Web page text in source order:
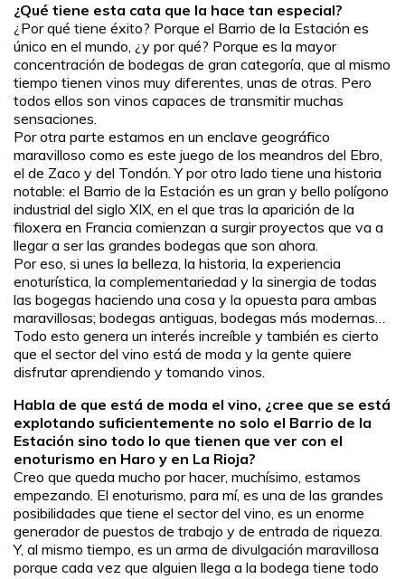
¿Qué tiene esta cata que la hace tan especial?
¿Por qué tiene éxito? Porque el Barrio de la Estación es
único en el mundo, ¿y por qué? Porque es la mayor
concentración de bodegas de gran categoría, que al mismo
tiempo tienen vinos muy diferentes, unas de otras. Pero
todos ellos son vinos capaces de transmitir muchas
sensaciones.
Por otra parte estamos en un enclave geográfico
maravilloso como es este juego de los meandros del Ebro,
el de Zaco y del Tondón. Y por otro lado tiene una historia
notable: el Barrio de la Estación es un gran y bello polígono
industrial del siglo XIX, en el que tras la aparición de la
filoxera en Francia comienzan a surgir proyectos que va a
llegar a ser las grandes bodegas que son ahora.
Por eso, si unes la belleza, la historia, la experiencia
enoturística, la complementariedad y la sinergia de todas
las bogegas haciendo una cosa y la opuesta para ambas
maravillosas; bodegas antiguas, bodegas más modernas…
Todo esto genera un interés increíble y también es cierto
que el sector del vino está de moda y la gente quiere
disfrutar aprendiendo y tomando vinos.
Habla de que está de moda el vino, ¿cree que se está
explotando suficientemente no solo el Barrio de la
Estación sino todo lo que tienen que ver con el
enoturismo en Haro y en La Rioja?
Creo que queda mucho por hacer, muchísimo, estamos
empezando. El enoturismo, para mí, es una de las grandes
posibilidades que tiene el sector del vino, es un enorme
generador de puestos de trabajo y de entrada de riqueza.
Y, al mismo tiempo, es un arma de divulgación maravillosa
porque cada vez que alguien llega a la bodega tiene todo